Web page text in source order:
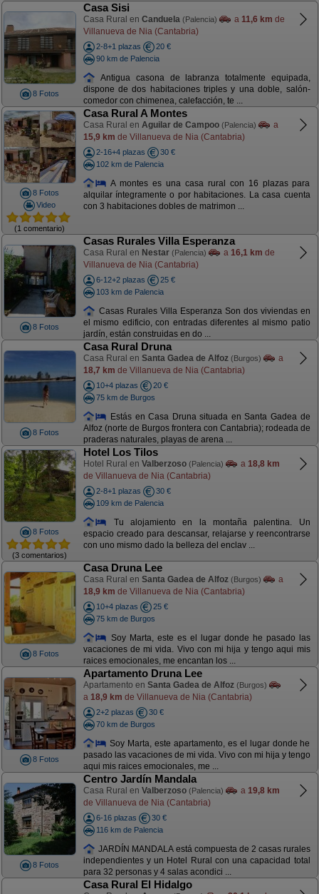
8 Fotos
Casa Sisi
Casa Rural en Canduela (Palencia) a 11,6 km de
Villanueva de Nia (Cantabria)
2-8+1 plazas
20 €
90 km de Palencia
Antigua casona de labranza totalmente equipada,
dispone de dos habitaciones triples y una doble, salón-
comedor con chimenea, calefacción, te ...
8 Fotos
Video
(1 comentario)
Casa Rural A Montes
Casa Rural en Aguilar de Campoo (Palencia)
a
15,9 km de Villanueva de Nia (Cantabria)
2-16+4 plazas
30 €
102 km de Palencia
A montes es una casa rural con 16 plazas para
alquilar íntegramente o por habitaciones. La casa cuenta
con 3 habitaciones dobles de matrimon ...
8 Fotos
Casas Rurales Villa Esperanza
Casa Rural en Nestar (Palencia) a 16,1 km de
Villanueva de Nia (Cantabria)
6-12+2 plazas
25 €
103 km de Palencia
Casas Rurales Villa Esperanza Son dos viviendas en
el mismo edificio, con entradas diferentes al mismo patio
jardín, están construidas en do ...
8 Fotos
Casa Rural Druna
Casa Rural en Santa Gadea de Alfoz (Burgos)
a
18,7 km de Villanueva de Nia (Cantabria)
10+4 plazas
20 €
75 km de Burgos
Estás en Casa Druna situada en Santa Gadea de
Alfoz (norte de Burgos frontera con Cantabria); rodeada de
praderas naturales, playas de arena ...
8 Fotos
(3 comentarios)
Hotel Los Tilos
Hotel Rural en Valberzoso (Palencia) a 18,8 km
de Villanueva de Nia (Cantabria)
2-8+1 plazas
30 €
109 km de Palencia
Tu alojamiento en la montaña palentina. Un
espacio creado para descansar, relajarse y reencontrarse
con uno mismo dado la belleza del enclav ...
8 Fotos
Casa Druna Lee
Casa Rural en Santa Gadea de Alfoz (Burgos)
a
18,9 km de Villanueva de Nia (Cantabria)
10+4 plazas
25 €
75 km de Burgos
Soy Marta, este es el lugar donde he pasado las
vacaciones de mi vida. Vivo con mi hija y tengo aqui mis
raices emocionales, me encantan los ...
8 Fotos
Apartamento Druna Lee
Apartamento en Santa Gadea de Alfoz (Burgos)
a 18,9 km de Villanueva de Nia (Cantabria)
2+2 plazas
30 €
70 km de Burgos
Soy Marta, este apartamento, es el lugar donde he
pasado las vacaciones de mi vida. Vivo con mi hija y tengo
aqui mis raices emocionales, me ...
8 Fotos
Centro Jardín Mandala
Casa Rural en Valberzoso (Palencia) a 19,8 km
de Villanueva de Nia (Cantabria)
6-16 plazas
30 €
116 km de Palencia
JARDÍN MANDALA está compuesta de 2 casas rurales
independientes y un Hotel Rural con una capacidad total
para 32 personas y 4 salas acondici ...
Casa Rural El Hidalgo